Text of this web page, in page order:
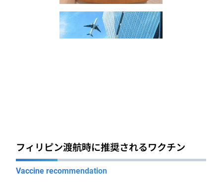
フィリピン渡航時に推奨されるワクチン
Vaccine recommendation